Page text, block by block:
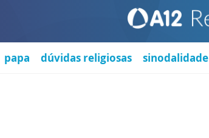
papa dúvidas religiosas sinodalidade